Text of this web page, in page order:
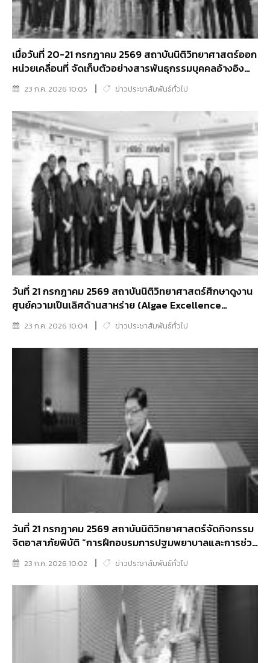
เมื่อวันที่ 20-21 กรกฎาคม 2569 สถาบันนิติวิทยาศาสตร์ออก
หน่วยเคลื่อนที่ จัดเก็บตัวอย่างสารพันธุกรรมบุคคลอ้างอิง
และบุคคลผู้ประสบปัญหาสถานะทางทะเบียนราษฎรในพื้นที่
จังหวัดระนอง
23 ก.ค. 2026 10:05 ข่าวประชาสัมพันธ์ทั่วไป
วันที่ 21 กรกฎาคม 2569 สถาบันนิติวิทยาศาสตร์ศึกษาดูงาน
ศูนย์ความเป็นเลิศด้านสาหร่าย (Algae Excellence
Center: ALEC) พัฒนาแนวทางตรวจพิสูจน์หลักฐานทางพืช
ในงานนิติวิทยาศาสตร์
23 ก.ค. 2026 10:04 ข่าวประชาสัมพันธ์ทั่วไป
วันที่ 21 กรกฎาคม 2569 สถาบันนิติวิทยาศาสตร์จัดกิจกรรม
จิตอาสาภัยพิบัติ “การฝึกอบรมการปฐมพยาบาลและการช่วย
ชีวิตขั้นพื้นฐาน (CPR) และการใช้เครื่องกระตุกหัวใจไฟฟ้า
อัตโนมัติ (AED)”
23 ก.ค. 2026 10:02 ข่าวประชาสัมพันธ์ทั่วไป